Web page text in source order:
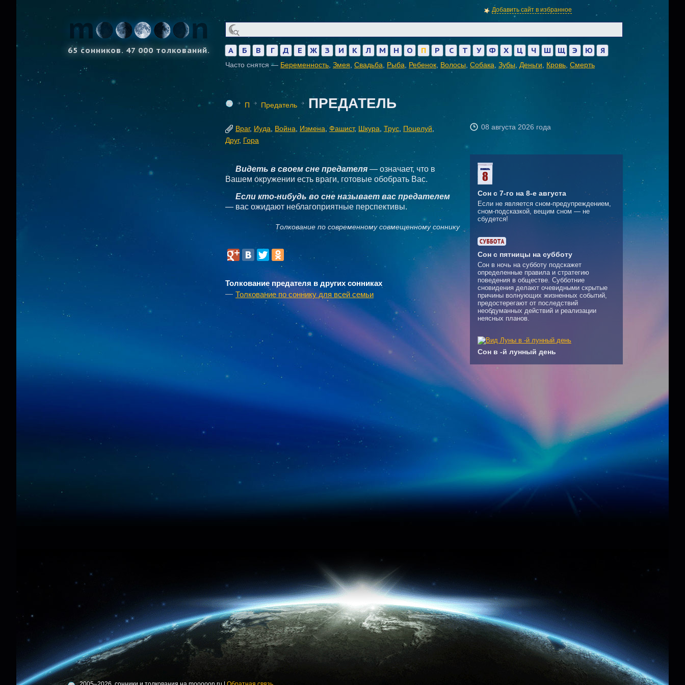
Добавить сайт в избранное
65 сонников. 47 000 толкований. А Б В Г Д Е Ж З И К Л М Н О П Р С Т У Ф Х Ц Ч Ш Щ Э Ю Я
Часто снятся — Беременность Змея Свадьба Рыба Ребенок Волосы Собака Зубы Деньги Кровь Смерть
П Предатель ПРЕДАТЕЛЬ
Враг, Иуда Война Измена ,Фашист, Шкура Трус Поцелуй
Друг, Гора
08 августа 2026 года
Видеть в своем сне предателя — означает, что в
Вашем окружении есть враги, готовые обобрать Вас.
Если кто-нибудь во сне называет вас предателем
— вас ожидают неблагоприятные перспективы.
Толкование по современному совмещенному соннику
Толкование предателя в других сонниках
Толкование по соннику для всей семьи
Сон с 7-го на 8-е августа
Если не является сном-предупреждением,
сном-подсказкой, вещим сном — не
сбудется!
Сон с пятницы на субботу
Сон в ночь на субботу подскажет
определенные правила и стратегию
поведения в обществе. Субботние
сновидения делают очевидными скрытые
причины волнующих жизненных событий,
предостерегают от последствий
необдуманных действий и реализации
неясных планов.
Сон в -й лунный день